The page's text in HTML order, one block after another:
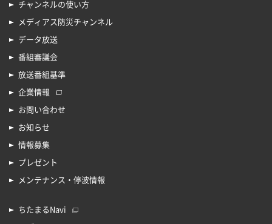
チャンネルの使い方
メディアス防災チャンネル
データ放送
番組審議会
放送番組基準
企業情報
お問い合わせ
お知らせ
情報募集
プレゼント
メンテナンス・停波情報
ちたまるNavi